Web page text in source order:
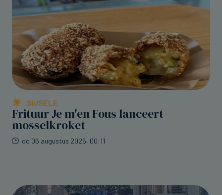
SIJSELE
Frituur Je m'en Fous lanceert
mosselkroket
do 06 augustus 2026, 00:11